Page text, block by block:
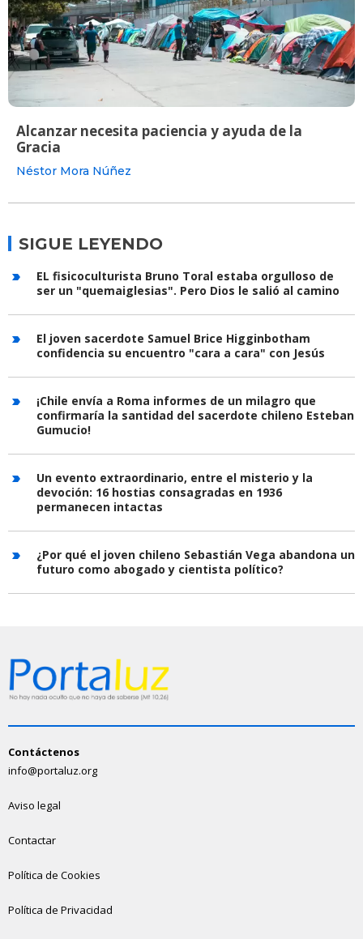
Alcanzar necesita paciencia y ayuda de la
Gracia
Néstor Mora Núñez
SIGUE LEYENDO
EL fisicoculturista Bruno Toral estaba orgulloso de
ser un "quemaiglesias". Pero Dios le salió al camino
El joven sacerdote Samuel Brice Higginbotham
confidencia su encuentro "cara a cara" con Jesús
¡Chile envía a Roma informes de un milagro que
confirmaría la santidad del sacerdote chileno Esteban
Gumucio!
Un evento extraordinario, entre el misterio y la
devoción: 16 hostias consagradas en 1936
permanecen intactas
¿Por qué el joven chileno Sebastián Vega abandona un
futuro como abogado y cientista político?
Contáctenos
info@portaluz.org
Aviso legal
Contactar
Política de Cookies
Política de Privacidad